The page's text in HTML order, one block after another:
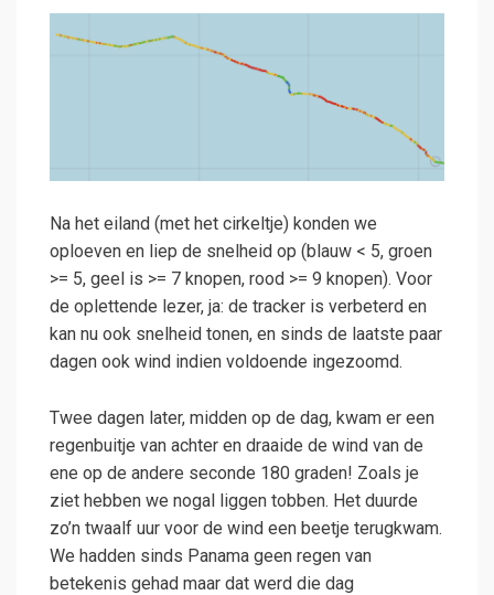
Na het eiland (met het cirkeltje) konden we
oploeven en liep de snelheid op (blauw < 5, groen
>= 5, geel is >= 7 knopen, rood >= 9 knopen). Voor
de oplettende lezer, ja: de tracker is verbeterd en
kan nu ook snelheid tonen, en sinds de laatste paar
dagen ook wind indien voldoende ingezoomd.
Twee dagen later, midden op de dag, kwam er een
regenbuitje van achter en draaide de wind van de
ene op de andere seconde 180 graden! Zoals je
ziet hebben we nogal liggen tobben. Het duurde
zo’n twaalf uur voor de wind een beetje terugkwam.
We hadden sinds Panama geen regen van
betekenis gehad maar dat werd die dag